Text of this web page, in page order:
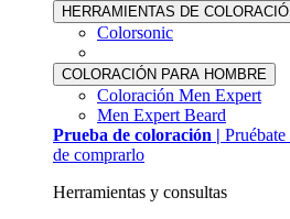
HERRAMIENTAS DE
Colorsonic
COLORACIÓN PARA HOMBRE
Coloración Men Expert
Men Expert Beard
Prueba de coloración |
de comprarlo
Herramientas y consultas